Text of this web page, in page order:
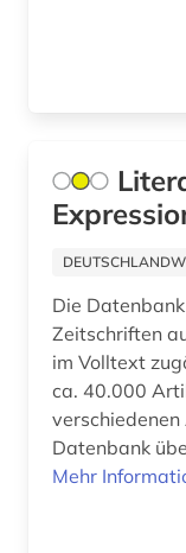
Die
Zeitschriften
im Volltext
ca. 40.000
Datenbank
Mehr